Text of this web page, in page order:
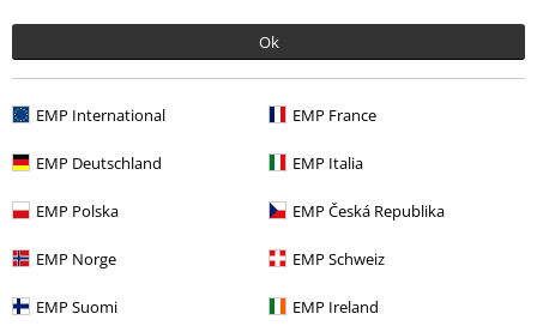
Ok
EMP International EMP France
EMP Deutschland EMP Italia
EMP Polska EMP Česká Republika
EMP Norge EMP Schweiz
EMP Suomi EMP Ireland
Får se hur de blir efter man har använt dom ett tag.
Hade du någon nytta av den här recensionen?